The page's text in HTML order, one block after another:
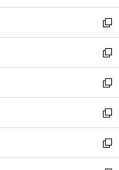
開
く
ウ
で
開
く
ン
ド
ウ
で
開
く
ウ
ィ
ン
ド
ウ
で
開
く
新
し
い
ウ
ィ
ン
ド
ウ
で
開
新
し
い
ウ
ィ
ン
ド
ウ
新
し
い
ウ
ィ
ン
新
し
い
ウ
新
し